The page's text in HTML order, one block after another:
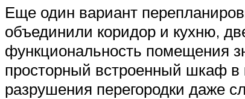
Еще один вариант
объединили коридор и кухню,
функциональность помещения
просторный встроенный шкаф в
разрушения перегородки даже